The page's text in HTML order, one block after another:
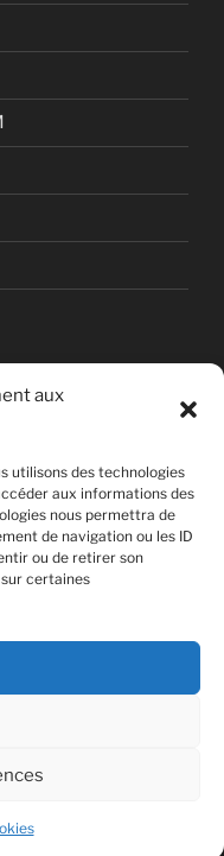
aux
utilisons des technologies
aux informations des
nous permettra de
de navigation ou les ID
ou de retirer son
certaines